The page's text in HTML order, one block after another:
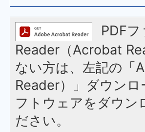
PDF
Reader（Acrobat
ない方は、左記の「
Reader）」ダウン
フトウェアをダウン
ださい。